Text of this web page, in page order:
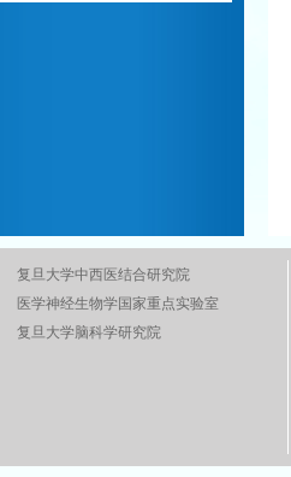
复旦大学中西医结合研究院
医学神经生物学国家重点实验室
复旦大学脑科学研究院